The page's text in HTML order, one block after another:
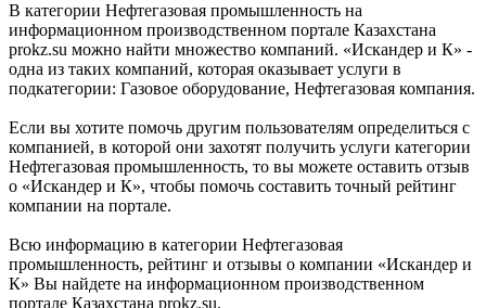
В категории Нефтегазовая промышленность на
информационном производственном портале Казахстана
prokz.su можно найти множество компаний. «Искандер и К» -
одна из таких компаний, которая оказывает услуги в
подкатегории: Газовое оборудование, Нефтегазовая компания.
Если вы хотите помочь другим пользователям определиться с
компанией, в которой они захотят получить услуги категории
Нефтегазовая промышленность, то вы можете оставить отзыв
о «Искандер и К», чтобы помочь составить точный рейтинг
компании на портале.
Всю информацию в категории Нефтегазовая
промышленность, рейтинг и отзывы о компании «Искандер и
К» Вы найдете на информационном производственном
портале Казахстана prokz.su.